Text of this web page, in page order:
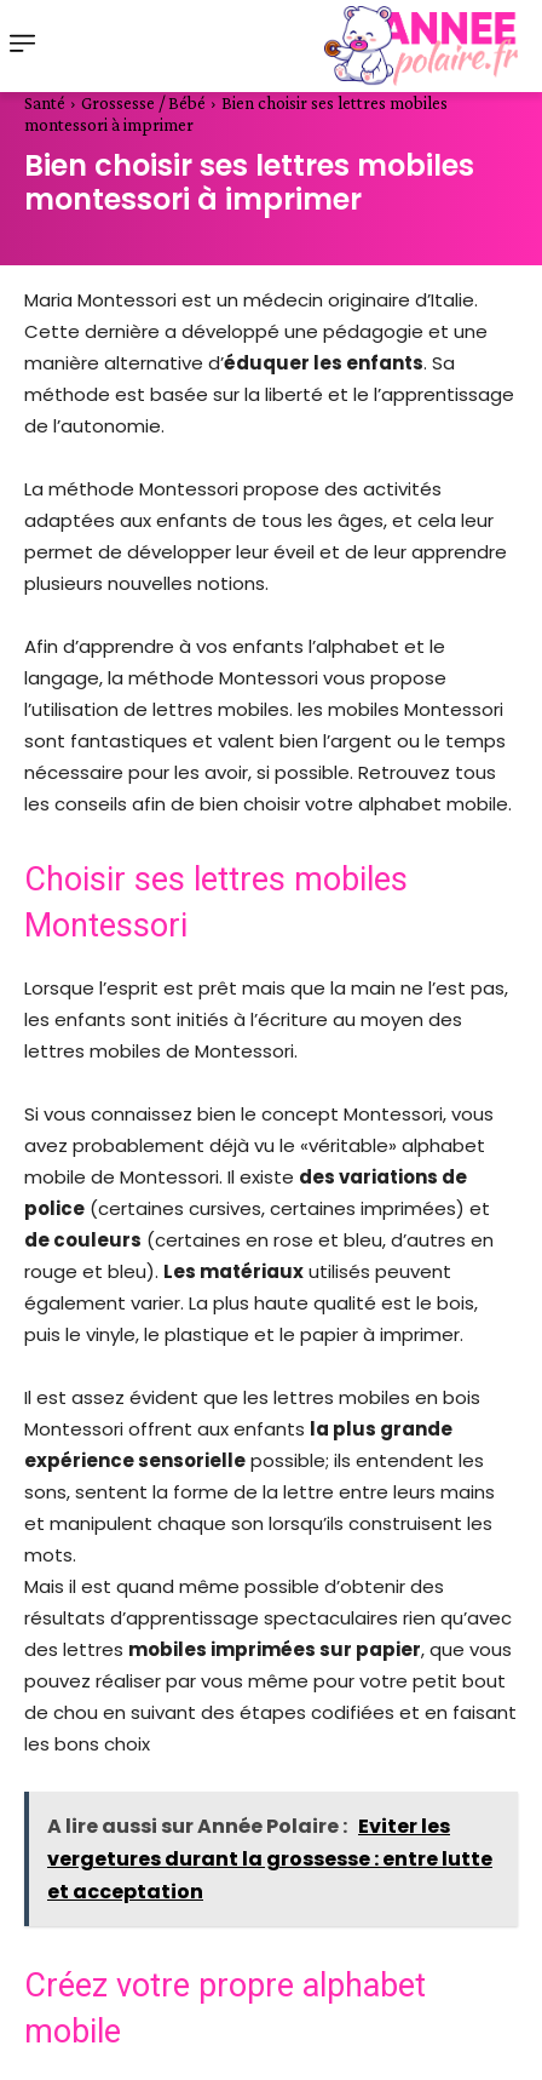
Santé Grossesse / Bébé
Bien choisir ses lettres mobiles
montessori à imprimer
Bien choisir ses lettres mobiles
montessori à imprimer
Maria Montessori est un médecin originaire d’Italie.
Cette dernière a développé une pédagogie et une
manière alternative d’éduquer les enfants. Sa
méthode est basée sur la liberté et le l’apprentissage
de l’autonomie.
La méthode Montessori propose des activités
adaptées aux enfants de tous les âges, et cela leur
permet de développer leur éveil et de leur apprendre
plusieurs nouvelles notions.
Afin d’apprendre à vos enfants l’alphabet et le
langage, la méthode Montessori vous propose
l’utilisation de lettres mobiles. les mobiles Montessori
sont fantastiques et valent bien l’argent ou le temps
nécessaire pour les avoir, si possible. Retrouvez tous
les conseils afin de bien choisir votre alphabet mobile.
Choisir ses lettres mobiles
Montessori
Lorsque l’esprit est prêt mais que la main ne l’est pas,
les enfants sont initiés à l’écriture au moyen des
lettres mobiles de Montessori.
Si vous connaissez bien le concept Montessori, vous
avez probablement déjà vu le «véritable» alphabet
mobile de Montessori. Il existe des variations de
police (certaines cursives, certaines imprimées) et
de couleurs (certaines en rose et bleu, d’autres en
rouge et bleu). Les matériauxutilisés peuvent
également varier. La plus haute qualité est le bois,
puis le vinyle, le plastique et le papier à imprimer.
Il est assez évident que les lettres mobiles en bois
Montessori offrent aux enfants la plus grande
expérience sensoriellepossible; ils entendent les
sons, sentent la forme de la lettre entre leurs mains
et manipulent chaque son lorsqu’ils construisent les
mots.
Mais il est quand même possible d’obtenir des
résultats d’apprentissage spectaculaires rien qu’avec
des lettres mobiles imprimées sur papier, que vous
pouvez réaliser par vous même pour votre petit bout
de chou en suivant des étapes codifiées et en faisant
les bons choix
A lire aussi sur Année Polaire : Eviter les
vergetures durant la grossesse : entre lutte
et acceptation
Créez votre propre alphabet
mobile